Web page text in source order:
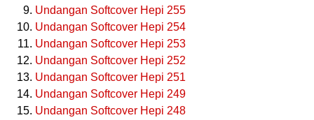
Undangan Softcover Hepi 255
Undangan Softcover Hepi 254
Undangan Softcover Hepi 253
Undangan Softcover Hepi 252
Undangan Softcover Hepi 251
Undangan Softcover Hepi 249
Undangan Softcover Hepi 248